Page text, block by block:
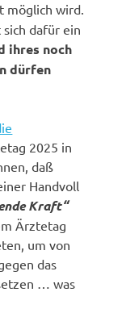
möglich wird.
dafür ein
ihres noch
dürfen
2025 in
daß
Handvoll
Kraft“
Ärztetag
um von
das
… was